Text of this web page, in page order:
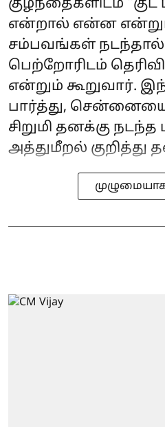
குழந்தைகளிடம் "குட்
என்றால் என்ன
சம்பவங்கள் நடந்தால்
பெற்றோரிடம்
என்றும் கூறுவார்.
பார்த்து,
சிறுமி தனக்கு
அத்துமீறல் குறித்து